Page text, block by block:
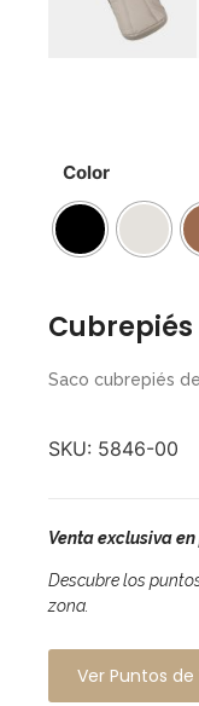
Color
Cubrepiés
Saco cubrepiés
SKU: 5846-00
Venta exclusiva
Descubre los
zona.
Ver Puntos